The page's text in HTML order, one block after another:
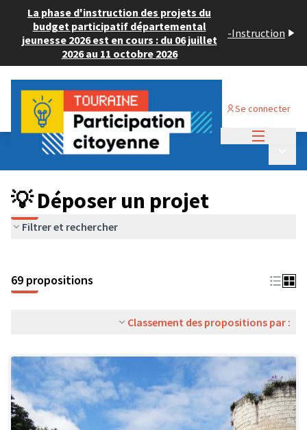
La phase d'instruction des projets du
budget participatif départemental
jeunesse 2026 est en cours : du 06 juillet
2026 au 11 octobre 2026
-Instruction
Se connecter
Budget Participatif ADULTE 2024
💡 Déposer un projet
💡 Déposer un projet
Filtrer et rechercher
69 propositions
Classement des propositions par :